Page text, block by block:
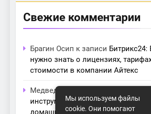
Свежие комментарии
Брагин Осип к записи Битрикс24:
нужно знать о лицензиях,
стоимости в компании Айтекс
Медведева Амалия
инструменты для создания
домашних условиях
Мы используем файлы
cookie. Они помогают